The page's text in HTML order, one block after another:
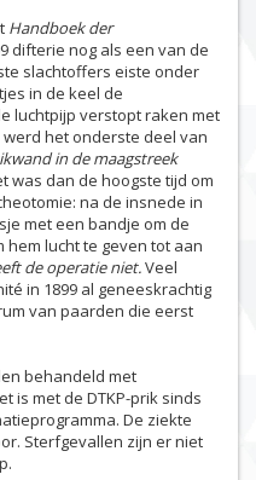
Handboek der
difterie nog als een van de
slachtoffers eiste onder
in de keel de
luchtpijp verstopt raken met
het onderste deel van
in de maagstreek
was dan de hoogste tijd om
na de insnede in
met een bandje om de
lucht te geven tot aan
de operatie niet.Veel
in 1899 al geneeskrachtig
van paarden die eerst
behandeld met
is met de DTKP-prik sinds
De ziekte
Sterfgevallen zijn er niet